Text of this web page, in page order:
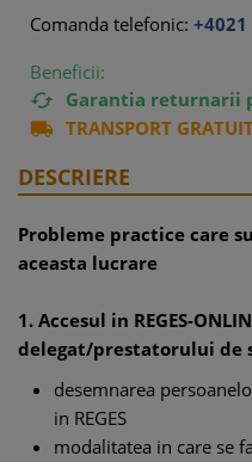
Comanda telefonic: +4021
Beneficii:
 Garantia returnarii
 TRANSPORT
DESCRIERE
Probleme practice care
aceasta lucrare
1. Accesul in REGES-
delegat/prestatorului de
desemnarea
in REGES
modalitatea in care se